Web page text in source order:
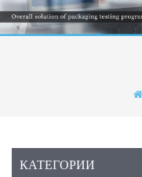
КАТЕГОРИИ